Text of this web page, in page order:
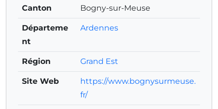
Canton Bogny-sur-Meuse
Départeme
nt
Ardennes
Région Grand Est
Site Web
https://www.bognysurmeuse.
fr/